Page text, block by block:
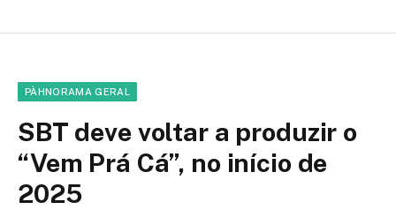
PÀHNORAMA GERAL
SBT deve voltar a produzir o
“Vem Prá Cá”, no início de
2025